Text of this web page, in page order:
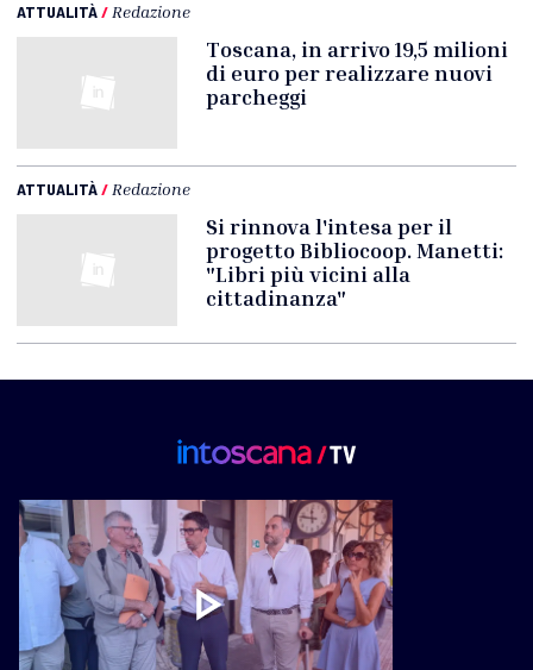
ATTUALITÀ/ Redazione
Toscana, in arrivo 19,5 milioni
di euro per realizzare nuovi
parcheggi
ATTUALITÀ/ Redazione
Si rinnova l'intesa per il
progetto Bibliocoop. Manetti:
"Libri più vicini alla
cittadinanza"